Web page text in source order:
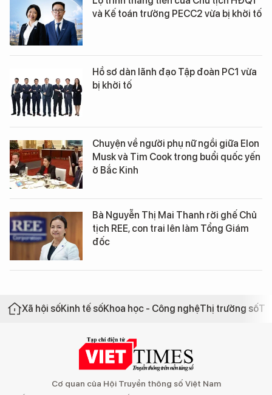
và Kế toán trưởng PECC2 vừa bị khởi tố
Hồ sơ dàn lãnh đạo Tập đoàn PC1 vừa
bị khởi tố
Chuyện về người phụ nữ ngồi giữa Elon
Musk và Tim Cook trong buổi quốc yến
ở Bắc Kinh
Bà Nguyễn Thị Mai Thanh rời ghế Chủ
tịch REE, con trai lên làm Tổng Giám
đốc
Xã hội sốKinh tế sốKhoa học - Công nghệThị trường số
Cơ quan của Hội Truyền thông số Việt Nam